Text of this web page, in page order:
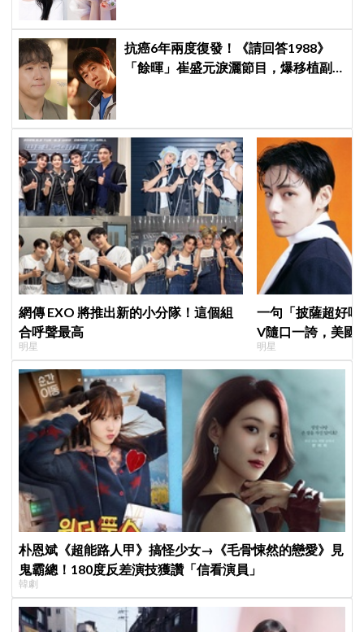
抗癌6年兩度復發！《請回答1988》
「餘暉」崔盛元淚灑節目，爆移植副
網傳 EXO 將推出新的小分隊！這個組
合呼聲最高
明星
一句「披薩超好
V隨口一誇，美國
擠爆
明星
朴恩斌《超能路人甲》搞怪少女→《毛骨悚然的戀愛》見
鬼霸總！180度反差演技獲讚「信看演員」
韓劇